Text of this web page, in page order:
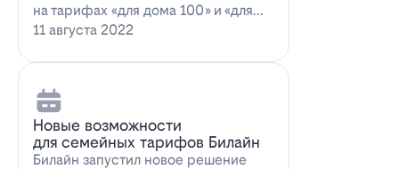
на тарифах «для дома 100» и «для
дома 100 с…
11 августа 2022
Новые возможности
для семейных тарифов Билайн
Билайн запустил новое решение